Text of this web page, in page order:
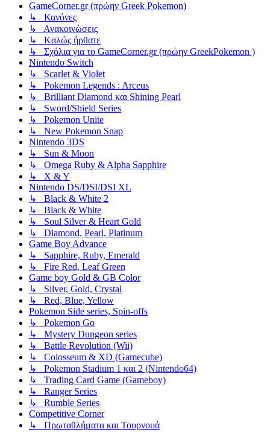
GameCorner.gr (πρώην Greek Pokemon)
↳ Κανόνες
↳ Ανακοινώσεις
↳ Kαλώς ήρθατε
↳ Σχόλια για το GameCorner.gr (πρώην GreekPokemon )
Nintendo Switch
↳ Scarlet & Violet
↳ Pokemon Legends : Arceus
↳ Brilliant Diamond και Shining Pearl
↳ Sword/Shield Series
↳ Pokemon Unite
↳ New Pokemon Snap
Nintendo 3DS
↳ Sun & Moon
↳ Omega Ruby & Alpha Sapphire
↳ X & Y
Nintendo DS/DSI/DSI XL
↳ Black & White 2
↳ Black & White
↳ Soul Silver & Heart Gold
↳ Diamond, Pearl, Platinum
Game Boy Advance
↳ Sapphire, Ruby, Emerald
↳ Fire Red, Leaf Green
Game boy Gold & GB Color
↳ Silver, Gold, Crystal
↳ Red, Blue, Yellow
Pokemon Side series, Spin-offs
↳ Pokemon Go
↳ Mystery Dungeon series
↳ Battle Revolution (Wii)
↳ Colosseum & XD (Gamecube)
↳ Pokemon Stadium 1 και 2 (Nintendo64)
↳ Trading Card Game (Gameboy)
↳ Ranger Series
↳ Rumble Series
Competitive Corner
↳ Πρωταθλήματα και Τουρνουά